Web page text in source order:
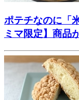
ポテチなのに「
ミマ限定】商品